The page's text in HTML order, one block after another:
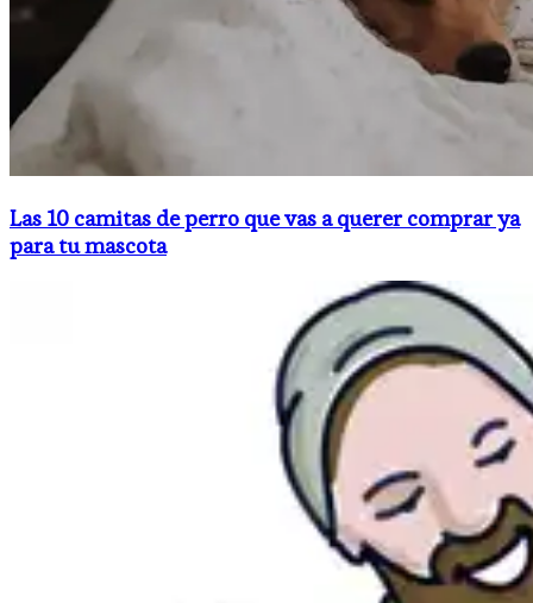
Las 10 camitas de perro que vas a querer comprar ya
para tu mascota